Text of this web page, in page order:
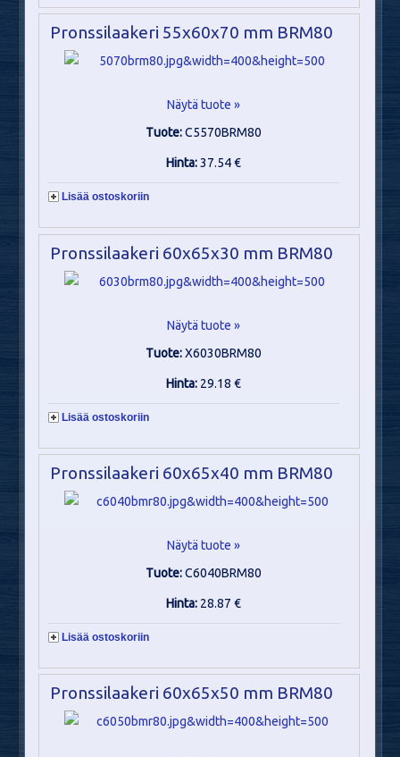
Pronssilaakeri 55x60x70 mm BRM80
Näytä tuote »
Tuote:C5570BRM80
Hinta:37.54 €
Lisää ostoskoriin
Pronssilaakeri 60x65x30 mm BRM80
Näytä tuote »
Tuote:X6030BRM80
Hinta: 29.18 €
Lisää ostoskoriin
Pronssilaakeri 60x65x40 mm BRM80
Näytä tuote »
Tuote:C6040BRM80
Hinta: 28.87 €
Lisää ostoskoriin
Pronssilaakeri 60x65x50 mm BRM80